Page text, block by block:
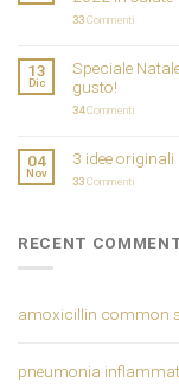
33Commenti
13
Dic
Speciale
gusto!
34Commenti
04
Nov
3 idee
33Commenti
RECENT
amoxicillin common
pneumonia